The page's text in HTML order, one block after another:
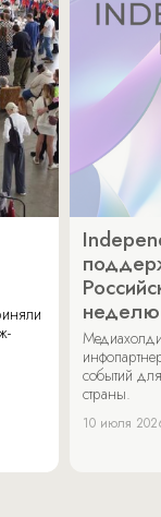
неделю
событий
страны.
10 июля